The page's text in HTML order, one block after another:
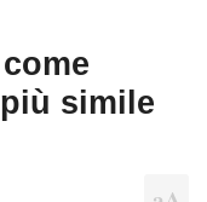
simile